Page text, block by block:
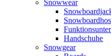
Snowwear
Handschuhe
Snowgear